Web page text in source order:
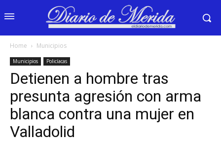
Home Municipios
Municipios Policíacas
Detienen a hombre tras
presunta agresión con arma
blanca contra una mujer en
Valladolid